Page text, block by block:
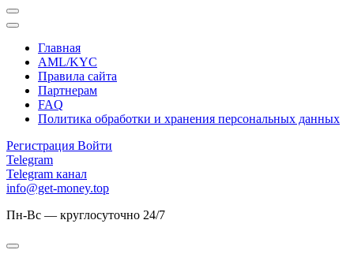
Главная
AML/KYC
Правила сайта
Партнерам
FAQ
Политика обработки и хранения персональных данных
Регистрация Войти
Telegram
Telegram канал
info@get-money.top
Пн-Вс — круглосуточно 24/7